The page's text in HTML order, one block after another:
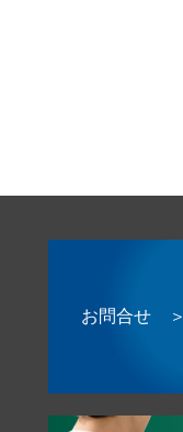
お問合せ ＞